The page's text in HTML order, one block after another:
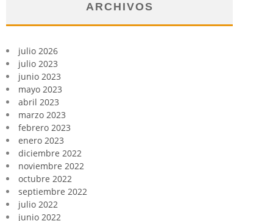
ARCHIVOS
julio 2026
julio 2023
junio 2023
mayo 2023
abril 2023
marzo 2023
febrero 2023
enero 2023
diciembre 2022
noviembre 2022
octubre 2022
septiembre 2022
julio 2022
junio 2022